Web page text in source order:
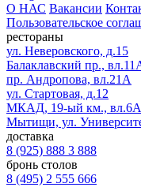
О НАС Вакансии
Пользовательское
рестораны
ул. Неверовского, д.15
Балаклавский пр.,
пр. Андропова, вл.21А
ул. Стартовая, д.12
МКАД, 19-ый км., вл.6А
Мытищи, ул.
доставка
8 (925) 888 3 888
бронь столов
8 (495) 2 555 666